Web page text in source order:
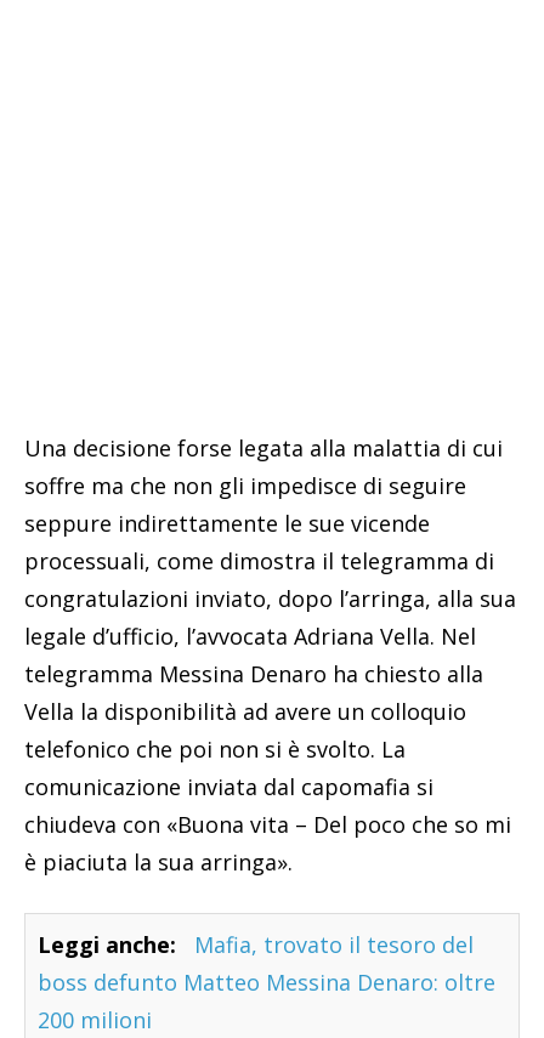
Una decisione forse legata alla malattia di cui
soffre ma che non gli impedisce di seguire
seppure indirettamente le sue vicende
processuali, come dimostra il telegramma di
congratulazioni inviato, dopo l’arringa, alla sua
legale d’ufficio, l’avvocata Adriana Vella. Nel
telegramma Messina Denaro ha chiesto alla
Vella la disponibilità ad avere un colloquio
telefonico che poi non si è svolto. La
comunicazione inviata dal capomafia si
chiudeva con «Buona vita – Del poco che so mi
è piaciuta la sua arringa».
Leggi anche:
Mafia, trovato il tesoro del
boss defunto Matteo Messina Denaro: oltre
200 milioni